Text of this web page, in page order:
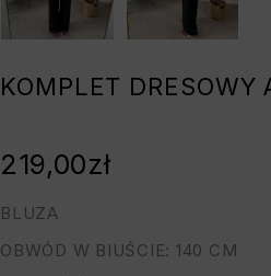
KOMPLET DRESOWY
BLUZA
OBWÓD W BIUŚCIE: 140 CM
219,00zł